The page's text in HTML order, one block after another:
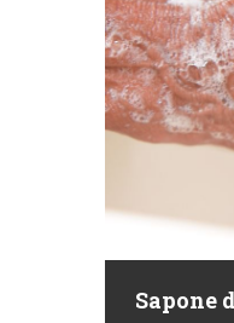
Sapone